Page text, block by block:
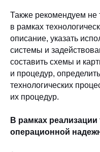
Также рекомендуем не
в рамках
описание, указать
системы и
составить схемы и
и процедур,
технологических
их процедур.
В рамках
операционной